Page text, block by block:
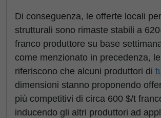
Di conseguenza, le offerte locali
strutturali sono rimaste stabili a
franco produttore su base
come menzionato in precedenza,
riferiscono che alcuni produttori di
dimensioni stanno proponendo
più competitivi di circa 600 $/t
inducendo gli altri produttori ad